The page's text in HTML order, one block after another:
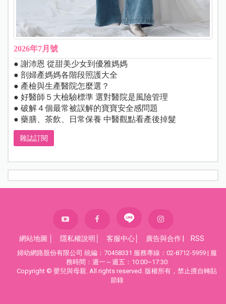
2026年7月號
● 謝沛恩 從甜美少女到優雅媽媽
● 剖婦產媽媽各階段照護大全
● 產檢與生產醫院怎麼選？
● 好醫師５大檢驗標準 選對醫院是風險管理
● 破解４個最常被誤解的寶寶安全感問題
● 藥膳、茶飲、日常保養 中醫觀點看產後掉髮
雜誌訂閱
網站地圖 隱私權說明 客服中心 廣告與合作| RSS
婦幼網路股份有限公司 統編：70458331 服務專線：02-8712-5959 | 服
務時間：週一～週五：10:00~17:30
Copyright © 嬰兒與母親. All rights reserved. 版權所有，禁止擅自轉貼
節錄